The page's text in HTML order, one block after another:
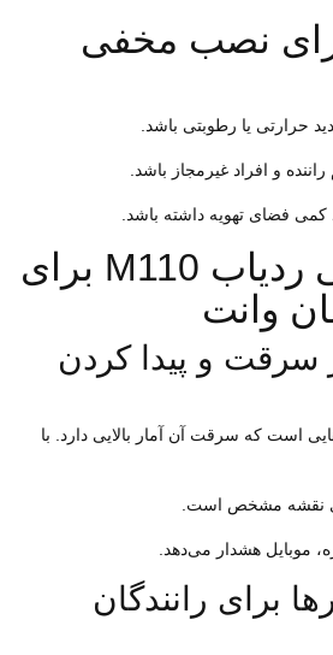
نصب مخفی
حرارتی یا رطوبتی باشد.
و افراد غیرمجاز باشد.
کمی فضای تهویه داشته باشد.
مزایای اصلی ردیاب M110 برای
وانت
سرقت و پیدا کردن
است که سرقت آن آمار بالایی دارد. با
نقشه مشخص است.
موبایل هشدار می‌دهد.
برای رانندگان